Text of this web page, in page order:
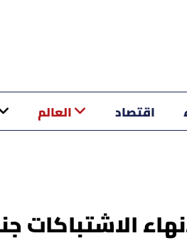
اقتصاد العالم
الاشتباكات